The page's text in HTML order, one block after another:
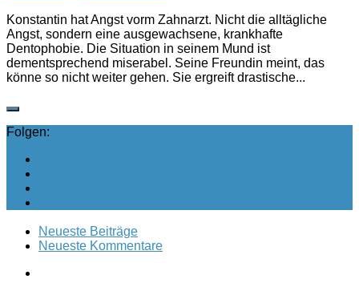
Konstantin hat Angst vorm Zahnarzt. Nicht die alltägliche
Angst, sondern eine ausgewachsene, krankhafte
Dentophobie. Die Situation in seinem Mund ist
dementsprechend miserabel. Seine Freundin meint, das
könne so nicht weiter gehen. Sie ergreift drastische...
Folgen:
Neueste Beiträge
Neueste Kommentare